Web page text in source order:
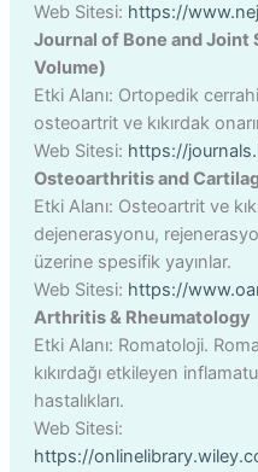
Web Sitesi: https://
Journal of Bone and Joint
Volume)
Etki Alanı: Ortopedik
osteoartrit ve kıkırdak
Web Sitesi: https://
Osteoarthritis and
Etki Alanı: Osteoartrit ve
dejenerasyonu,
üzerine spesifik yayınlar.
Web Sitesi: https://
Arthritis & Rheumatology
Etki Alanı: Romatoloji.
kıkırdağı etkileyen
hastalıkları.
Web Sitesi:
https://